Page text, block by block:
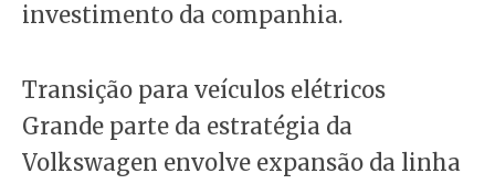
investimento da companhia.
Transição para veículos elétricos
Grande parte da estratégia da
Volkswagen envolve expansão da linha